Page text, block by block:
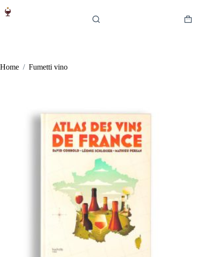
Carrello
Home / Fumetti vino